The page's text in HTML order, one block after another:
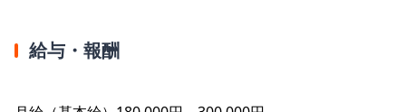
給与・報酬